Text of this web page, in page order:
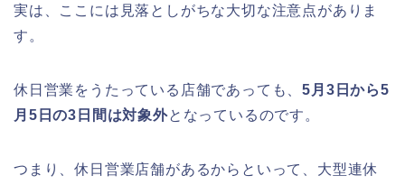
実は、ここには見落としがちな大切な注意点がありま
す。
休日営業をうたっている店舗であっても、5月3日から5
月5日の3日間は対象外となっているのです。
つまり、休日営業店舗があるからといって、大型連休